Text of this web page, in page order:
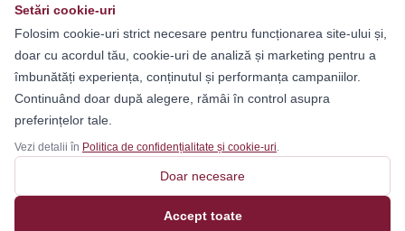
Setări cookie-uri
Folosim cookie-uri strict necesare pentru funcționarea site-ului și,
doar cu acordul tău, cookie-uri de analiză și marketing pentru a
îmbunătăți experiența, conținutul și performanța campaniilor.
Continuând doar după alegere, rămâi în control asupra
preferințelor tale.
Vezi detalii în Politica de confidențialitate și cookie-uri.
Doar necesare
Accept toate